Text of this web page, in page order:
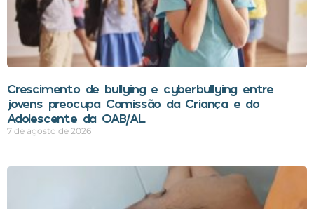
Crescimento de bullying e cyberbullying entre
jovens preocupa Comissão da Criança e do
Adolescente da OAB/AL
7 de agosto de 2026